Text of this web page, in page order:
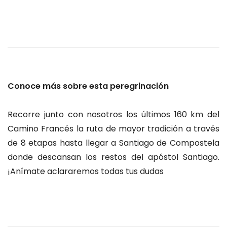
Conoce más sobre esta peregrinación
Recorre junto con nosotros los últimos 160 km del
Camino Francés la ruta de mayor tradición a través
de 8 etapas hasta llegar a Santiago de Compostela
donde descansan los restos del apóstol Santiago.
¡Anímate aclararemos todas tus dudas